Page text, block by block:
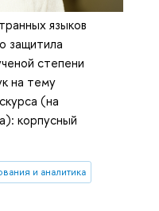
языков
защитила
степени
на тему
(на
корпусный
и аналитика